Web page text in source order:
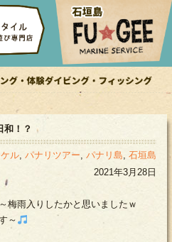
和！？
ル, パナリツアー, パナリ島, 石垣島
2021年3月28日
梅雨入りしたかと思いましたｗ
～